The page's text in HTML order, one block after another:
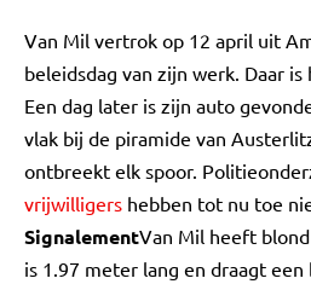
Van Mil vertrok op 12 april uit
beleidsdag van zijn werk. Daar
Een dag later is zijn auto
vlak bij de piramide van
ontbreekt elk spoor.
vrijwilligers hebben tot nu toe
SignalementVan Mil heeft
is 1.97 meter lang en draagt